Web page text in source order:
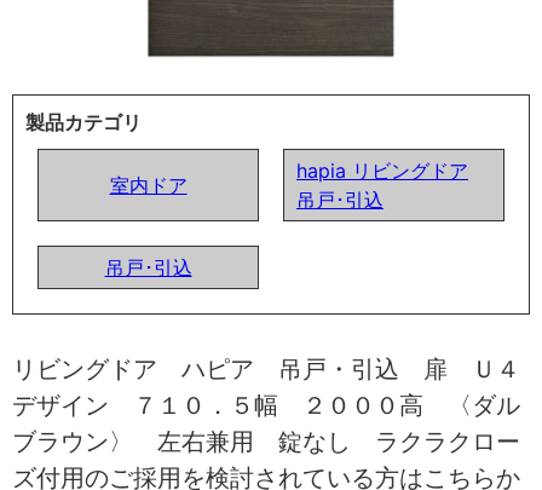
製品カテゴリ
室内ドア
hapia リビングドア
吊戸･引込
吊戸･引込
リビングドア ハピア 吊戸・引込 扉 Ｕ４
デザイン ７１０．５幅 ２０００高 〈ダル
ブラウン〉 左右兼用 錠なし ラクラクロー
ズ付用のご採用を検討されている方はこちらか